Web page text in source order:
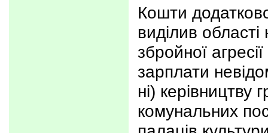
Кошти
виділив
збройної
зарплати
ні) керівництву
комунальних